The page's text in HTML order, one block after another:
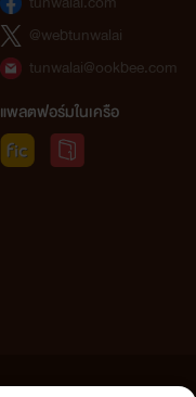
@webtunwalai
tunwalai@ookbee.com
แพลตฟอร์มในเครือ